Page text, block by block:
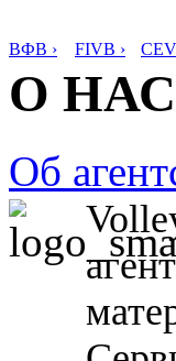
ВФВ › FIVB ›
О НАС
Об